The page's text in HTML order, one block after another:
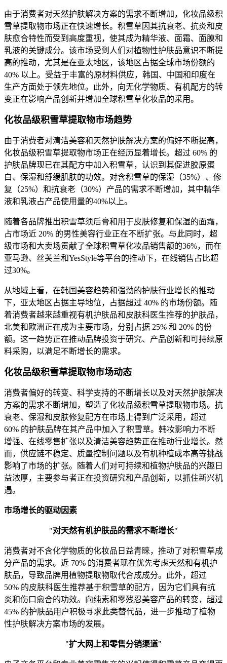
由于消费者对天然护肤解决方案的需求不断增加，化妆品级积
雪草提取物市场正在快速增长。积雪草因其抗衰老、抗炎和皮
肤愈合特性而受到高度重视，使其成为精华液、面霜、面膜和
乳液的关键成分。该市场受到人们对植物性护肤品意识不断提
高的推动，尤其是在亚太地区，该地区占据全球市场份额的
40% 以上。受益于丰富的原材料供应，韩国、中国和印度在
生产方面处于领先地位。此外，向无化学物质、有机配方的转
变正在影响产品创新并增加全球积雪草化妆品的采用。
化妆品级积雪草提取物市场趋势
由于消费者对清洁美容和天然护肤解决方案的偏好不断提高，
化妆品级积雪草提取物市场正在经历显着增长。超过 60% 的
护肤品牌现已在其配方中加入积雪草，认识到其促进胶原蛋
白、保湿和舒缓肌肤的功效。对含积雪草的保湿（35%）、修
复（25%）和抗衰老（30%）产品的需求不断增加，其中精华
液和乳液占产品使用量的40%以上。
随着各品牌推出积雪草须后膏和用于皮肤修复和保湿的面霜，
占市场近 20% 的男性美容行业正在不断扩张。与此同时，超
级市场和大卖场贡献了全球积雪草化妆品销售额的36%，而在
亚马逊、丝芙兰和YesStyle等平台的推动下，在线销售占比超
过30%。
从地域上看，在韩国美容趋势和强劲的护肤行业增长的推动
下，亚太地区占据主导地位，占据超过 40% 的市场份额。随
着消费者越来越重视有机护肤品和皮肤科医生推荐的护肤品，
北美和欧洲正在成为主要市场，分别占据 25% 和 20% 的份
额。这一趋势正在推动品牌投资于研究、产品创新和可持续原
料采购，以满足不断增长的需求。
化妆品级积雪草提取物市场动态
消费者偏好的转变、科学支持的不断增长以及对天然护肤解决
方案的需求不断增加，塑造了化妆品级积雪草提取物市场。抗
衰老、保湿和皮肤修复配方在市场上得到广泛采用，超过
60% 的护肤品牌在其产品中加入了积雪草。韩妆影响力不断
增强、在线零售扩张以及清洁美容趋势正在推动行业增长。然
而，供应链不稳定、质量控制问题以及有机种植成本高等挑战
影响了市场的扩张。随着人们对可持续和植物护肤品的兴趣日
益浓厚，主要参与者正在投资研究和产品创新，以抓住新兴机
遇。
市场增长的驱动因素
"对天然有机护肤品的需求不断增长"
消费者对不含化学物质的化妆品日益青睐，推动了对积雪草成
分产品的需求。近 70% 的消费者现在优先考虑天然和有机护
肤品，导致品牌用植物提取物取代合成成分。此外，超过
50% 的皮肤科医生推荐基于积雪草的配方，因为它们具有抗
炎和伤口愈合的功效。向纯素和零残忍美容产品的转变，超过
45% 的护肤品用户积极寻求此类替代品，进一步推动了植物
性护肤解决方案市场的发展。
"扩大网上和零售分销渠道"